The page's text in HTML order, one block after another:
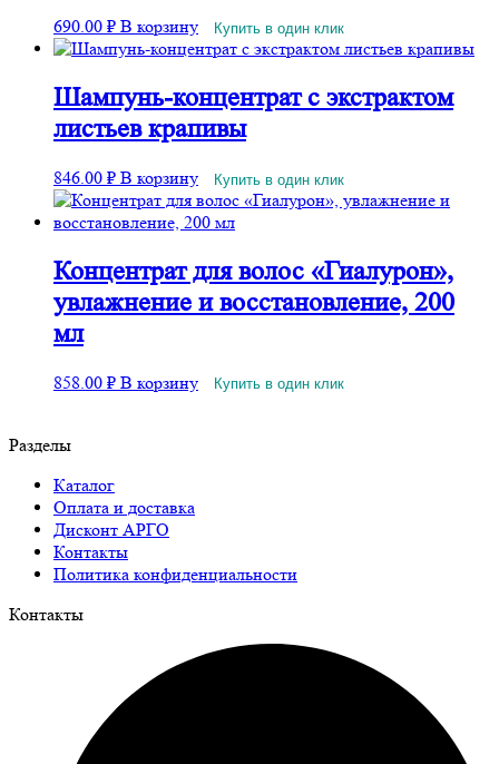
690.00 ₽ В корзину Купить в один клик
Шампунь-концентрат с экстрактом
листьев крапивы
846.00 ₽ В корзину Купить в один клик
Концентрат для волос «Гиалурон»,
увлажнение и восстановление, 200
мл
858.00 ₽ В корзину Купить в один клик
Разделы
Каталог
Оплата и доставка
Дисконт АРГО
Контакты
Политика конфиденциальности
Контакты